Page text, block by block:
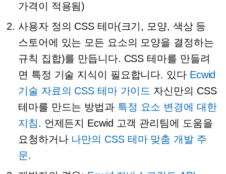
가격이 적용됨)
사용자 정의 CSS 테마(크기, 모양, 색상 등
스토어에 있는 모든 요소의 모양을 결정하는
규칙 집합)를 만듭니다. CSS 테마를 만들려
면 특정 기술 지식이 필요합니다. 있다 Ecwid
기술 자료의 CSS 테마 가이드 자신만의 CSS
테마를 만드는 방법과 특정 요소 변경에 대한
지침. 언제든지 Ecwid 고객 관리팀에 도움을
요청하거나 나만의 CSS 테마 맞춤 개발 주
문.